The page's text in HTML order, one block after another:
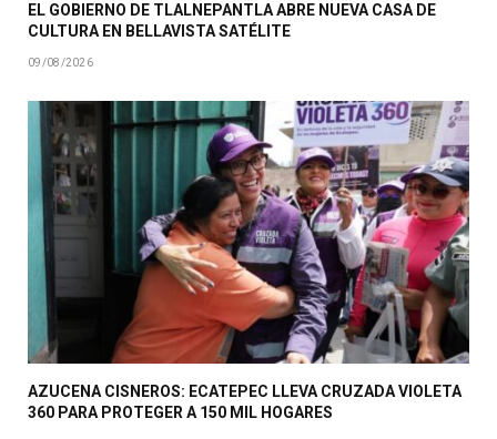
EL GOBIERNO DE TLALNEPANTLA ABRE NUEVA CASA DE
CULTURA EN BELLAVISTA SATÉLITE
09/08/2026
AZUCENA CISNEROS: ECATEPEC LLEVA CRUZADA VIOLETA
360 PARA PROTEGER A 150 MIL HOGARES